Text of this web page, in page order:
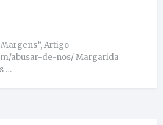
Artigo -
abusar-de-nos/ Margarida
…